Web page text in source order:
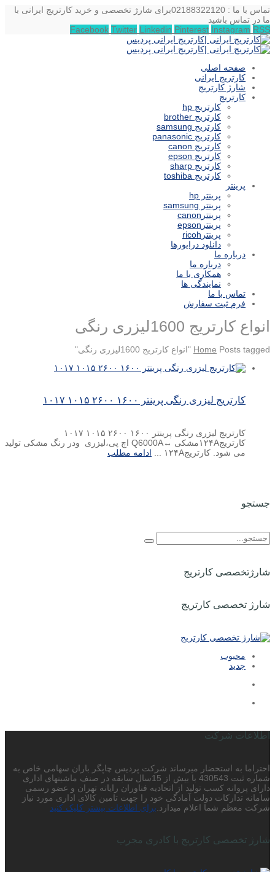
تماس با ما : 02188322120
برای شارژ تخصصی و خرید کارتریج ایرانی با
ما در تماس باشید
Facebook Twitter Linkedin Pinterest Instagram RSS
صفحه اصلی
کارتریج ایرانی
شارژ کارتریج
کارتریج
کارتریج hp
کارتریج brother
کارتریج samsung
کارتریج panasonic
کارتریج canon
کارتریج epson
کارتریج sharp
کارتریج toshiba
پرینتر
پرینتر hp
پرینتر samsung
پرینترcanon
پرینترepson
پرینترricoh
دانلود درایورها
درباره ما
درباره ما
همکاری با ما
نمایندگی ها
تماس با ما
فرم ثبت سفارش
انواع کارتریج 1600لیزری رنگی
Home Posts tagged "انواع کارتریج 1600لیزری رنگی"
کارتریج لیزری رنگی پرینتر ۱۶۰۰ ۲۶۰۰ ۱۰۱۵ ۱۰۱۷
کارتریج لیزری رنگی پرینتر ۱۶۰۰ ۲۶۰۰ ۱۰۱۵ ۱۰۱۷
کارتریج۱۲۴Aمشکی ↔Q6000A اچ پی،لیزری ودر رنگ مشکی تولید
می شود. کارتریج۱۲۴A ...
ادامه مطلب
جستجو
شارژتخصصی کارتریج
شارژ تخصصی کارتریج
محبوب
جدید
اطلاعات شرکت
احتراما به استحضار میرساند شرکت پردیس چاپگر باران سهامی خاص به
شماره ثبت 430543 با بیش از 15سال سابقه در صنف ماشینهای اداری
دارای پروانه کسب تولید از اتحادیه فناوران رایانه تهران و عضو رسمی
سامانه تدارکات دولت آمادگی خود را جهت تامین کالای اداری مورد نیاز
شرکت معظم شما اعلام میدارد. برای اطلاعات بیشتر کلیک کنید
شارژ تخصصی کارتریج با کادری مجرب